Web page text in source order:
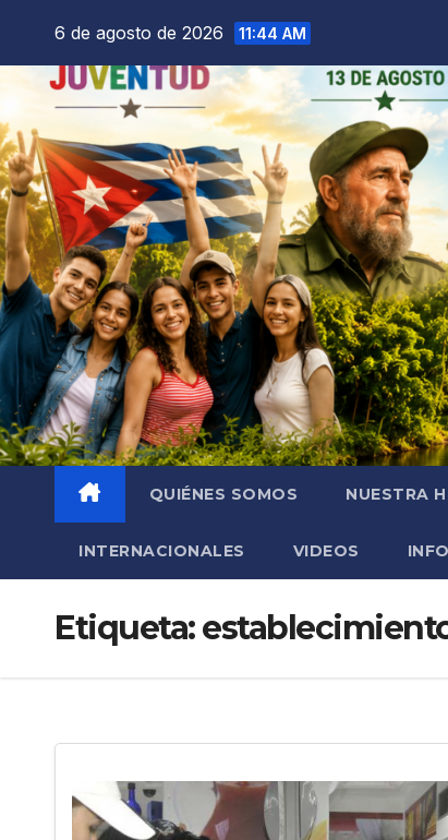
6 de agosto de 2026 11:44 AM
QUIÉNES SOMOS NUESTRA
INTERNACIONALES VIDEOS
Etiqueta: